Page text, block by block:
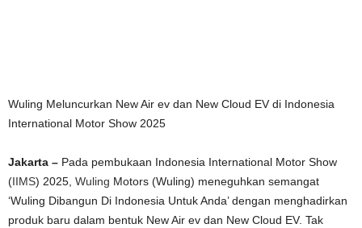
Wuling Meluncurkan New Air ev dan New Cloud EV di Indonesia
International Motor Show 2025
Jakarta – Pada pembukaan Indonesia International Motor Show
(IIMS) 2025, Wuling Motors (Wuling) meneguhkan semangat
‘Wuling Dibangun Di Indonesia Untuk Anda’ dengan menghadirkan
produk baru dalam bentuk New Air ev dan New Cloud EV. Tak